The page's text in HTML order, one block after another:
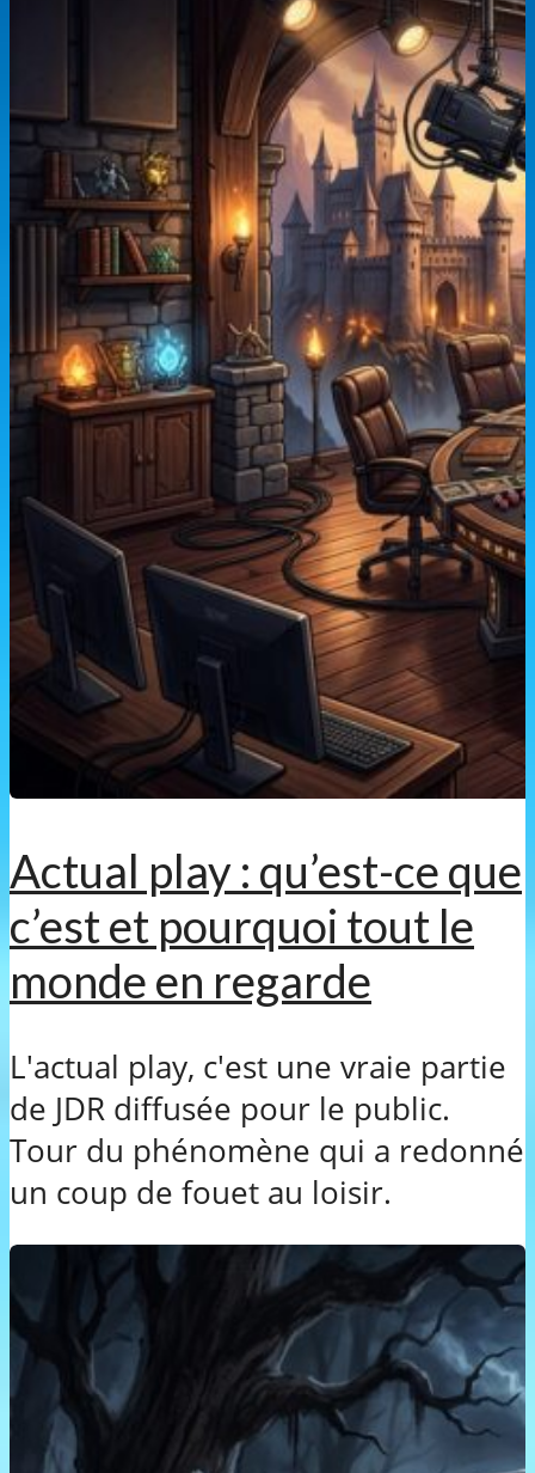
Actual play : qu’est-ce que
c’est et pourquoi tout le
monde en regarde
L'actual play, c'est une vraie partie
de JDR diffusée pour le public.
Tour du phénomène qui a redonné
un coup de fouet au loisir.